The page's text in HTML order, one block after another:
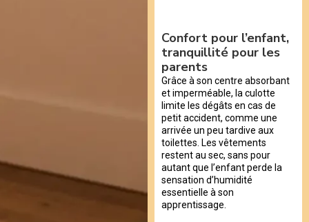
Confort pour l’enfant,
tranquillité pour les
parents
Grâce à son centre absorbant
et imperméable, la culotte
limite les dégâts en cas de
petit accident, comme une
arrivée un peu tardive aux
toilettes. Les vêtements
restent au sec, sans pour
autant que l’enfant perde la
sensation d’humidité
essentielle à son
apprentissage.